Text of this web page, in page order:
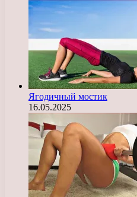
Ягодичный мостик
16.05.2025